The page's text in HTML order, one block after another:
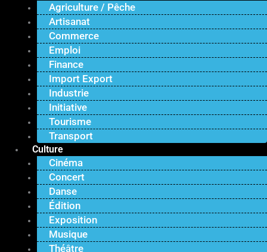
Agriculture / Pêche
Artisanat
Commerce
Emploi
Finance
Import Export
Industrie
Initiative
Tourisme
Transport
Culture
Cinéma
Concert
Danse
Édition
Exposition
Musique
Théâtre